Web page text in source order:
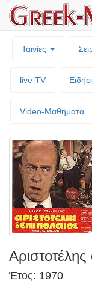
Ταινίες
live TV
Video-Mαθήματα
Έτος: 1970